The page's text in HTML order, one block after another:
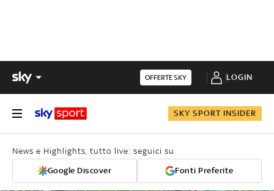
OFFERTE SKY LOGIN
SKY SPORT INSIDER
News e Highlights, tutto live: seguici su
Google Discover Fonti Preferite